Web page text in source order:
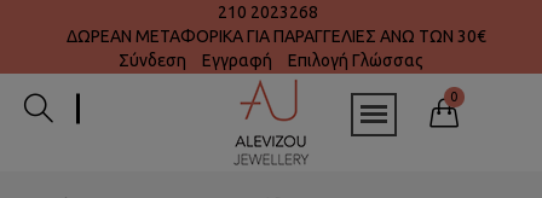
210 2023268
ΔΩΡΕΑΝ ΜΕΤΑΦΟΡΙΚΑ ΓΙΑ ΠΑΡΑΓΓΕΛΙΕΣ ΑΝΩ ΤΩΝ 30€
Σύνδεση
Εγγραφή Επιλογή Γλώσσας
0